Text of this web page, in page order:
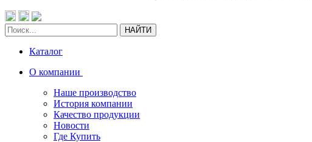
НАЙТИ
Каталог
О компании
Наше производство
История компании
Качество продукции
Новости
Где Купить